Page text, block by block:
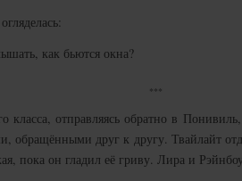
как бьются окна?
***
класса, отправляясь обратно в
обращёнными друг к другу. Твайлайт
пока он гладил её гриву. Лира и